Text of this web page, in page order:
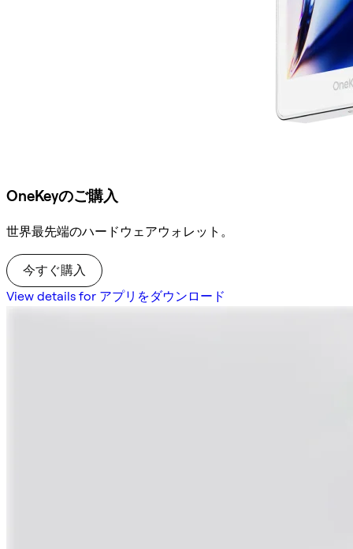
OneKeyのご購入
世界最先端のハードウェアウォレット。
今すぐ購入
View details for アプリをダウンロード